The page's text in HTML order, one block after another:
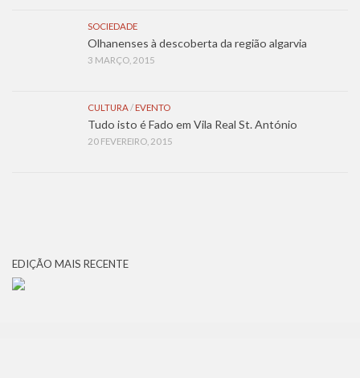
SOCIEDADE
Olhanenses à descoberta da região algarvia
3 MARÇO, 2015
CULTURA / EVENTO
Tudo isto é Fado em Vila Real St. António
20 FEVEREIRO, 2015
EDIÇÃO MAIS RECENTE